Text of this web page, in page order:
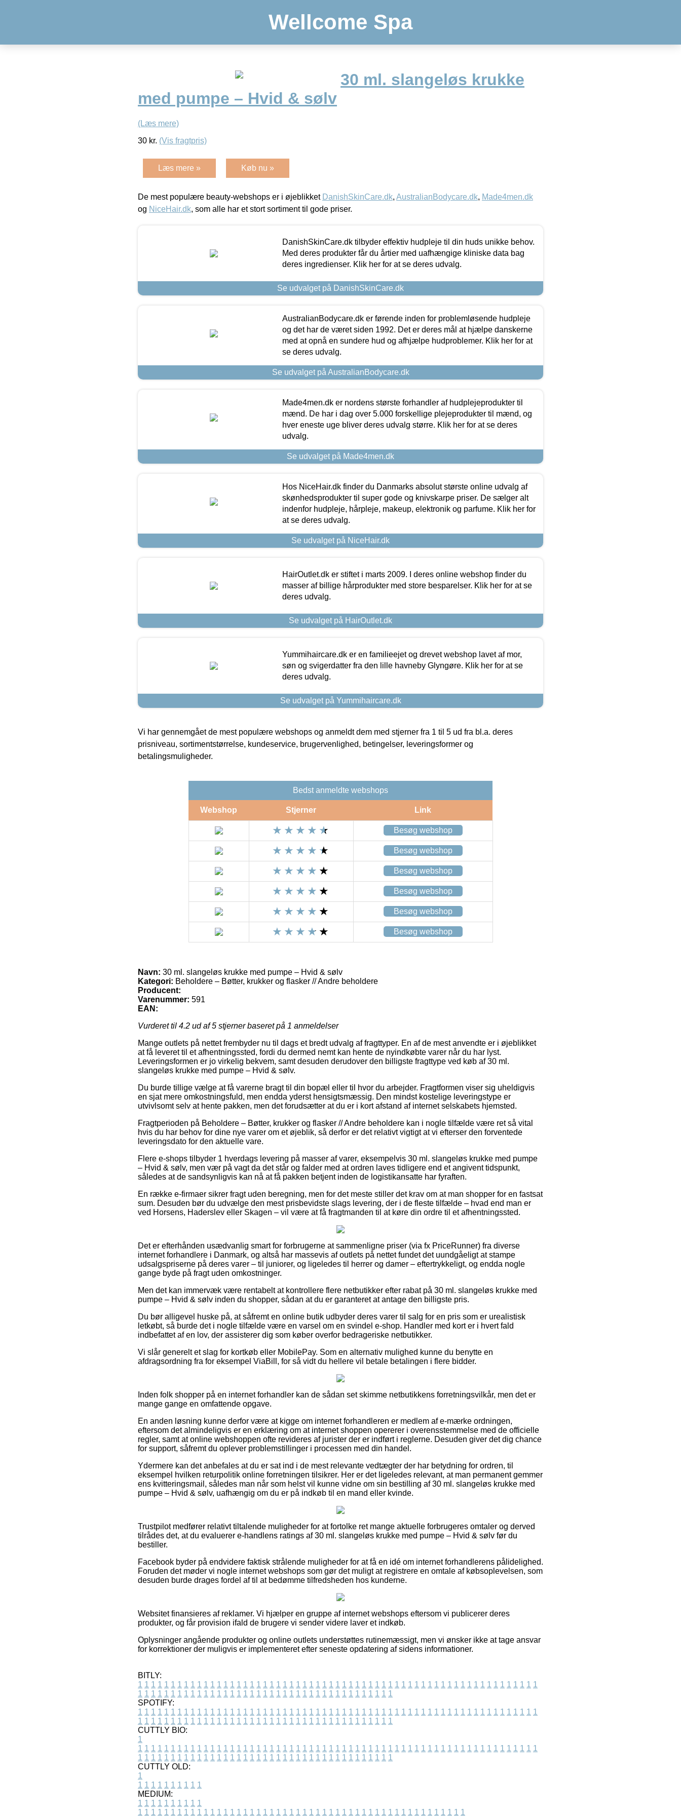
Wellcome Spa
30 ml. slangeløs krukke
med pumpe – Hvid & sølv
(Læs mere)
30 kr. (Vis fragtpris)
Læs mere » Køb nu »
De mest populære beauty-webshops er i øjeblikket DanishSkinCare.dk, AustralianBodycare.dk, Made4men.dk
og NiceHair.dk, som alle har et stort sortiment til gode priser.
DanishSkinCare.dk tilbyder effektiv hudpleje til din huds unikke behov.
Med deres produkter får du årtier med uafhængige kliniske data bag
deres ingredienser. Klik her for at se deres udvalg.
Se udvalget på DanishSkinCare.dk
AustralianBodycare.dk er førende inden for problemløsende hudpleje
og det har de været siden 1992. Det er deres mål at hjælpe danskerne
med at opnå en sundere hud og afhjælpe hudproblemer. Klik her for at
se deres udvalg.
Se udvalget på AustralianBodycare.dk
Made4men.dk er nordens største forhandler af hudplejeprodukter til
mænd. De har i dag over 5.000 forskellige plejeprodukter til mænd, og
hver eneste uge bliver deres udvalg større. Klik her for at se deres
udvalg.
Se udvalget på Made4men.dk
Hos NiceHair.dk finder du Danmarks absolut største online udvalg af
skønhedsprodukter til super gode og knivskarpe priser. De sælger alt
indenfor hudpleje, hårpleje, makeup, elektronik og parfume. Klik her for
at se deres udvalg.
Se udvalget på NiceHair.dk
HairOutlet.dk er stiftet i marts 2009. I deres online webshop finder du
masser af billige hårprodukter med store besparelser. Klik her for at se
deres udvalg.
Se udvalget på HairOutlet.dk
Yummihaircare.dk er en familieejet og drevet webshop lavet af mor,
søn og svigerdatter fra den lille havneby Glyngøre. Klik her for at se
deres udvalg.
Se udvalget på Yummihaircare.dk
Vi har gennemgået de mest populære webshops og anmeldt dem med stjerner fra 1 til 5 ud fra bl.a. deres
prisniveau, sortimentstørrelse, kundeservice, brugervenlighed, betingelser, leveringsformer og
betalingsmuligheder.
Bedst anmeldte webshops
Webshop Stjerner Link
Besøg webshop
Besøg webshop
Besøg webshop
Besøg webshop
Besøg webshop
Besøg webshop
Navn: 30 ml. slangeløs krukke med pumpe – Hvid & sølv
Kategori: Beholdere – Bøtter, krukker og flasker // Andre beholdere
Producent:
Varenummer: 591
EAN:
Vurderet til 4.2 ud af 5 stjerner baseret på 1 anmeldelser
Mange outlets på nettet frembyder nu til dags et bredt udvalg af fragttyper. En af de mest anvendte er i øjeblikket
at få leveret til et afhentningssted, fordi du dermed nemt kan hente de nyindkøbte varer når du har lyst.
Leveringsformen er jo virkelig bekvem, samt desuden derudover den billigste fragttype ved køb af 30 ml.
slangeløs krukke med pumpe – Hvid & sølv.
Du burde tillige vælge at få varerne bragt til din bopæl eller til hvor du arbejder. Fragtformen viser sig uheldigvis
en sjat mere omkostningsfuld, men endda yderst hensigtsmæssig. Den mindst kostelige leveringstype er
utvivlsomt selv at hente pakken, men det forudsætter at du er i kort afstand af internet selskabets hjemsted.
Fragtperioden på Beholdere – Bøtter, krukker og flasker // Andre beholdere kan i nogle tilfælde være ret så vital
hvis du har behov for dine nye varer om et øjeblik, så derfor er det relativt vigtigt at vi efterser den forventede
leveringsdato for den aktuelle vare.
Flere e-shops tilbyder 1 hverdags levering på masser af varer, eksempelvis 30 ml. slangeløs krukke med pumpe
– Hvid & sølv, men vær på vagt da det står og falder med at ordren laves tidligere end et angivent tidspunkt,
således at de sandsynligvis kan nå at få pakken betjent inden de logistikansatte har fyraften.
En række e-firmaer sikrer fragt uden beregning, men for det meste stiller det krav om at man shopper for en fastsat
sum. Desuden bør du udvælge den mest prisbevidste slags levering, der i de fleste tilfælde – hvad end man er
ved Horsens, Haderslev eller Skagen – vil være at få fragtmanden til at køre din ordre til et afhentningssted.
Det er efterhånden usædvanlig smart for forbrugerne at sammenligne priser (via fx PriceRunner) fra diverse
internet forhandlere i Danmark, og altså har massevis af outlets på nettet fundet det uundgåeligt at stampe
udsalgspriserne på deres varer – til juniorer, og ligeledes til herrer og damer – eftertrykkeligt, og endda nogle
gange byde på fragt uden omkostninger.
Men det kan immervæk være rentabelt at kontrollere flere netbutikker efter rabat på 30 ml. slangeløs krukke med
pumpe – Hvid & sølv inden du shopper, sådan at du er garanteret at antage den billigste pris.
Du bør alligevel huske på, at såfremt en online butik udbyder deres varer til salg for en pris som er urealistisk
letkøbt, så burde det i nogle tilfælde være en varsel om en svindel e-shop. Handler med kort er i hvert fald
indbefattet af en lov, der assisterer dig som køber overfor bedrageriske netbutikker.
Vi slår generelt et slag for kortkøb eller MobilePay. Som en alternativ mulighed kunne du benytte en
afdragsordning fra for eksempel ViaBill, for så vidt du hellere vil betale betalingen i flere bidder.
Inden folk shopper på en internet forhandler kan de sådan set skimme netbutikkens forretningsvilkår, men det er
mange gange en omfattende opgave.
En anden løsning kunne derfor være at kigge om internet forhandleren er medlem af e-mærke ordningen,
eftersom det almindeligvis er en erklæring om at internet shoppen opererer i overensstemmelse med de officielle
regler, samt at online webshoppen ofte revideres af jurister der er indført i reglerne. Desuden giver det dig chance
for support, såfremt du oplever problemstillinger i processen med din handel.
Ydermere kan det anbefales at du er sat ind i de mest relevante vedtægter der har betydning for ordren, til
eksempel hvilken returpolitik online forretningen tilsikrer. Her er det ligeledes relevant, at man permanent gemmer
ens kvitteringsmail, således man når som helst vil kunne vidne om sin bestilling af 30 ml. slangeløs krukke med
pumpe – Hvid & sølv, uafhængig om du er på indkøb til en mand eller kvinde.
Trustpilot medfører relativt tiltalende muligheder for at fortolke ret mange aktuelle forbrugeres omtaler og derved
tilrådes det, at du evaluerer e-handlens ratings af 30 ml. slangeløs krukke med pumpe – Hvid & sølv før du
bestiller.
Facebook byder på endvidere faktisk strålende muligheder for at få en idé om internet forhandlerens pålidelighed.
Foruden det møder vi nogle internet webshops som gør det muligt at registrere en omtale af købsoplevelsen, som
desuden burde drages fordel af til at bedømme tilfredsheden hos kunderne.
Websitet finansieres af reklamer. Vi hjælper en gruppe af internet webshops eftersom vi publicerer deres
produkter, og får provision ifald de brugere vi sender videre laver et indkøb.
Oplysninger angående produkter og online outlets understøttes rutinemæssigt, men vi ønsker ikke at tage ansvar
for korrektioner der muligvis er implementeret efter seneste opdatering af sidens informationer.
BITLY:
1 1 1 1 1 1 1 1 1 1 1 1 1 1 1 1 1 1 1 1 1 1 1 1 1 1 1 1 1 1 1 1 1 1 1 1 1 1 1 1 1 1 1 1 1 1 1 1 1 1 1 1 1 1 1 1 1 1 1 1 1
1 1 1 1 1 1 1 1 1 1 1 1 1 1 1 1 1 1 1 1 1 1 1 1 1 1 1 1 1 1 1 1 1 1 1 1 1 1 1
SPOTIFY:
1 1 1 1 1 1 1 1 1 1 1 1 1 1 1 1 1 1 1 1 1 1 1 1 1 1 1 1 1 1 1 1 1 1 1 1 1 1 1 1 1 1 1 1 1 1 1 1 1 1 1 1 1 1 1 1 1 1 1 1 1
1 1 1 1 1 1 1 1 1 1 1 1 1 1 1 1 1 1 1 1 1 1 1 1 1 1 1 1 1 1 1 1 1 1 1 1 1 1 1
CUTTLY BIO:
1
1 1 1 1 1 1 1 1 1 1 1 1 1 1 1 1 1 1 1 1 1 1 1 1 1 1 1 1 1 1 1 1 1 1 1 1 1 1 1 1 1 1 1 1 1 1 1 1 1 1 1 1 1 1 1 1 1 1 1 1 1
1 1 1 1 1 1 1 1 1 1 1 1 1 1 1 1 1 1 1 1 1 1 1 1 1 1 1 1 1 1 1 1 1 1 1 1 1 1 1
CUTTLY OLD:
1
1 1 1 1 1 1 1 1 1 1
MEDIUM:
1 1 1 1 1 1 1 1 1 1
1 1 1 1 1 1 1 1 1 1 1 1 1 1 1 1 1 1 1 1 1 1 1 1 1 1 1 1 1 1 1 1 1 1 1 1 1 1 1 1 1 1 1 1 1 1 1 1 1 1